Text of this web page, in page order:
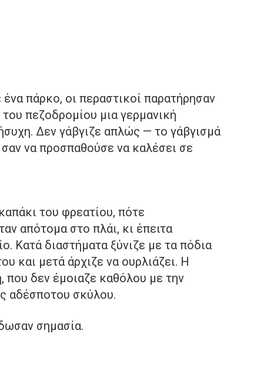
πάρκο, οι περαστικοί παρατήρησαν
πεζοδρομίου μια γερμανική
Δεν γάβγιζε απλώς — το γάβγισμά
να προσπαθούσε να καλέσει σε
του φρεατίου, πότε
απότομα στο πλάι, κι έπειτα
Κατά διαστήματα ξύνιζε με τα πόδια
και μετά άρχιζε να ουρλιάζει. Η
που δεν έμοιαζε καθόλου με την
αδέσποτου σκύλου.
σημασία.